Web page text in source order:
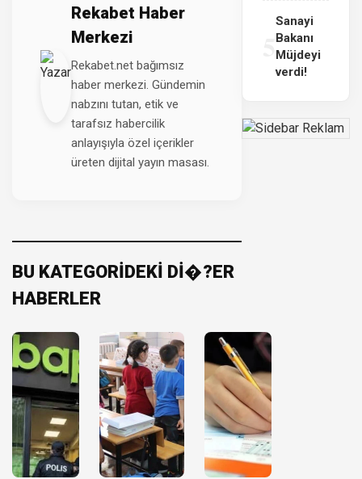
Rekabet Haber
Merkezi
Rekabet.net bağımsız
haber merkezi. Gündemin
nabzını tutan, etik ve
tarafsız habercilik
anlayışıyla özel içerikler
üreten dijital yayın masası.
BU KATEGORİDEKİ Dİ�?ER
HABERLER
Sanayi
Bakanı
Müjdeyi
verdi!